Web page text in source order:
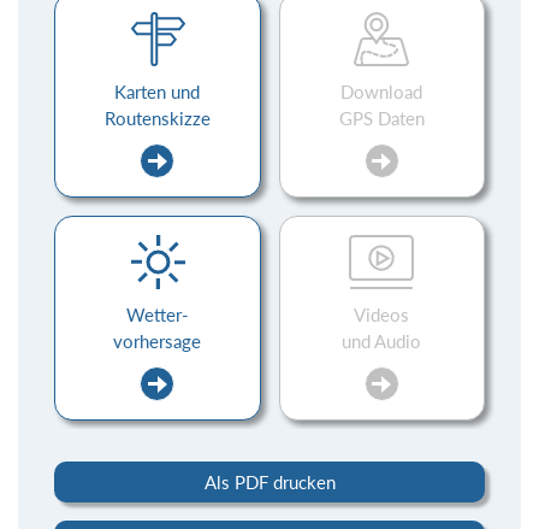
Karten und
Routenskizze
Download
GPS Daten
Wetter-
vorhersage
Videos
und Audio
Als PDF drucken